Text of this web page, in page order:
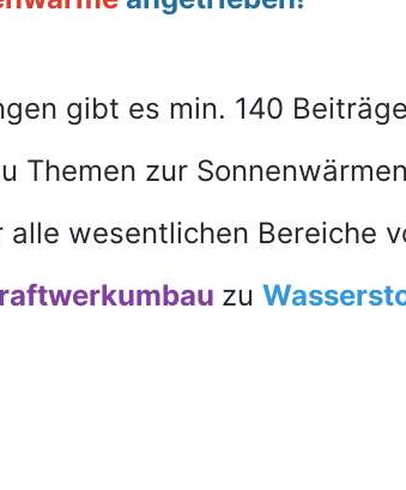
gibt es min. 140
Themen zur
alle wesentlichen Bereiche
zu